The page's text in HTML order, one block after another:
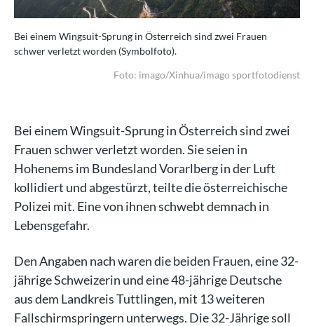
Bei einem Wingsuit-Sprung in Österreich sind zwei Frauen
schwer verletzt worden (Symbolfoto).
Foto: imago/Xinhua/imago sportfotodienst
Bei einem Wingsuit-Sprung in Österreich sind zwei
Frauen schwer verletzt worden. Sie seien in
Hohenems im Bundesland Vorarlberg in der Luft
kollidiert und abgestürzt, teilte die österreichische
Polizei mit. Eine von ihnen schwebt demnach in
Lebensgefahr.
Den Angaben nach waren die beiden Frauen, eine 32-
jährige Schweizerin und eine 48-jährige Deutsche
aus dem Landkreis Tuttlingen, mit 13 weiteren
Fallschirmspringern unterwegs. Die 32-Jährige soll